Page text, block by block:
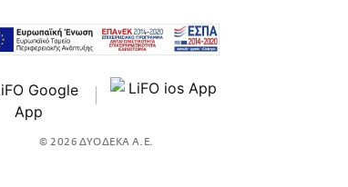
© 2026 ΔΥΟΔΕΚΑ Α.Ε.